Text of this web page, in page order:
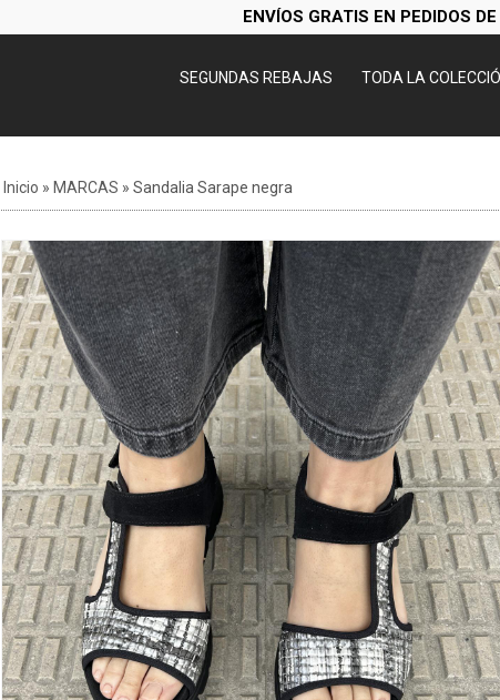
ENVÍOS GRATIS EN PEDIDOS
SEGUNDAS REBAJAS TODA LA
Inicio » MARCAS » Sandalia Sarape negra